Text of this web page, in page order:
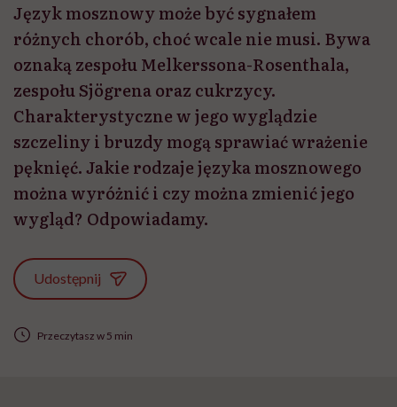
Język mosznowy może być sygnałem
różnych chorób, choć wcale nie musi. Bywa
oznaką zespołu Melkerssona-Rosenthala,
zespołu Sjögrena oraz cukrzycy.
Charakterystyczne w jego wyglądzie
szczeliny i bruzdy mogą sprawiać wrażenie
pęknięć. Jakie rodzaje języka mosznowego
można wyróżnić i czy można zmienić jego
wygląd? Odpowiadamy.
Udostępnij
Przeczytasz w 5 min